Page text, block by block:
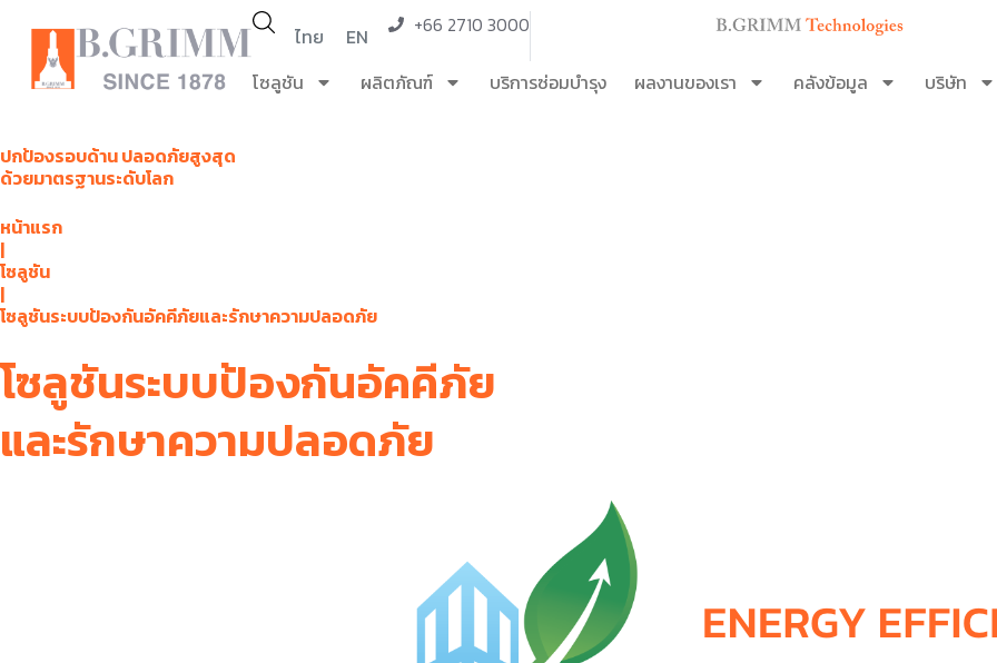
ไทย EN +66 2710 3000
โซลูชัน ผลิตภัณฑ์ บริการซ่อมบำรุง ผลงานของเรา คลังข้อมูล บริษัท
ปกป้องรอบด้าน ปลอดภัยสูงสุด
ด้วยมาตรฐานระดับโลก
หน้าแรก
|
โซลูชัน
|
โซลูชันระบบป้องกันอัคคีภัยและรักษาความปลอดภัย
โซลูชันระบบป้องกันอัคคีภัย
และรักษาความปลอดภัย